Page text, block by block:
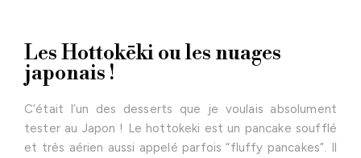
Les Hottokēki ou les nuages
japonais !
C’était l’un des desserts que je voulais absolument
tester au Japon ! Le hottokeki est un pancake soufflé
et très aérien aussi appelé parfois “fluffy pancakes”. Il